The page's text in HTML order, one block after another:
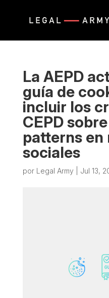
La AEPD
guía de
incluir los
CEPD
patterns en
sociales
por Legal Army Jul 13,